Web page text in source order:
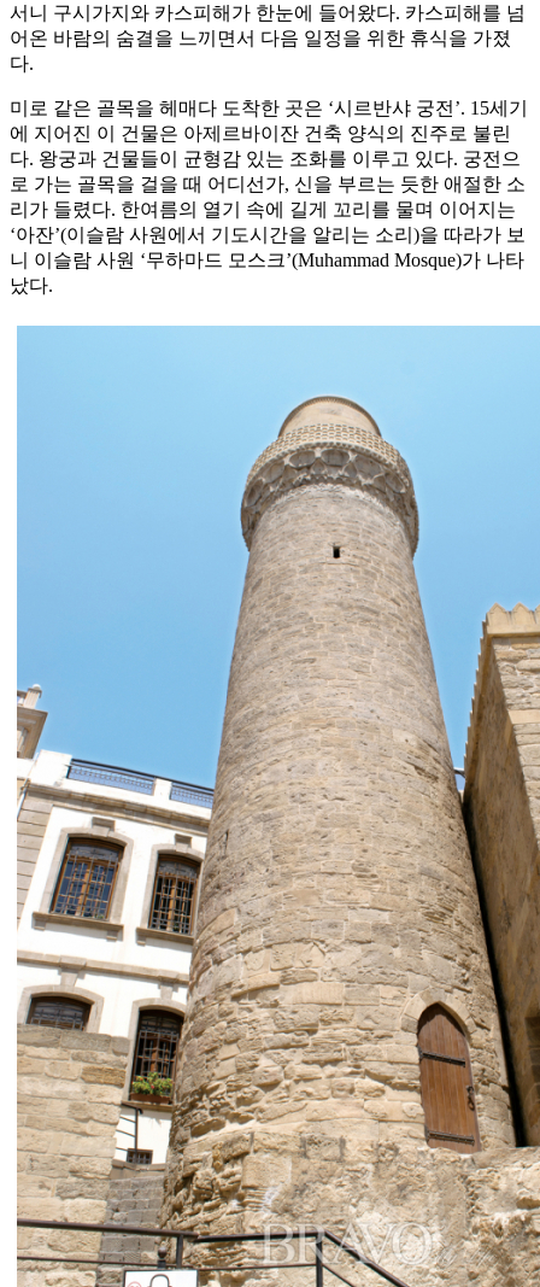
서니 구시가지와 카스피해가 한눈에 들어왔다. 카스피해를 넘
어온 바람의 숨결을 느끼면서 다음 일정을 위한 휴식을 가졌
다.
미로 같은 골목을 헤매다 도착한 곳은 ‘시르반샤 궁전’. 15세기
에 지어진 이 건물은 아제르바이잔 건축 양식의 진주로 불린
다. 왕궁과 건물들이 균형감 있는 조화를 이루고 있다. 궁전으
로 가는 골목을 걸을 때 어디선가, 신을 부르는 듯한 애절한 소
리가 들렸다. 한여름의 열기 속에 길게 꼬리를 물며 이어지는
‘아잔’(이슬람 사원에서 기도시간을 알리는 소리)을 따라가 보
니 이슬람 사원 ‘무하마드 모스크’(Muhammad Mosque)가 나타
났다.